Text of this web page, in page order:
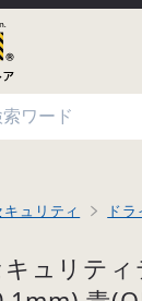
ュリティ ド
ュリテ